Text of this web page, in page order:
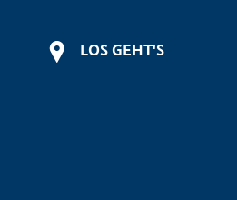
LOS GEHT'S